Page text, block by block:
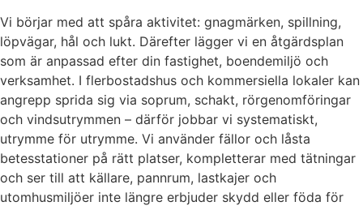
Vi börjar med att spåra aktivitet: gnagmärken, spillning,
löpvägar, hål och lukt. Därefter lägger vi en åtgärdsplan
som är anpassad efter din fastighet, boendemiljö och
verksamhet. I flerbostadshus och kommersiella lokaler kan
angrepp sprida sig via soprum, schakt, rörgenomföringar
och vindsutrymmen – därför jobbar vi systematiskt,
utrymme för utrymme. Vi använder fällor och låsta
betesstationer på rätt platser, kompletterar med tätningar
och ser till att källare, pannrum, lastkajer och
utomhusmiljöer inte längre erbjuder skydd eller föda för